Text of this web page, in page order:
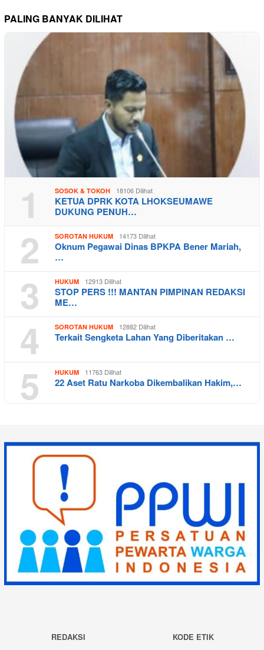
PALING BANYAK DILIHAT
1 SOSOK & TOKOH 18106 Dilihat
KETUA DPRK KOTA LHOKSEUMAWE
DUKUNG PENUH…
2 SOROTAN HUKUM 14173 Dilihat
Oknum Pegawai Dinas BPKPA Bener Mariah,
…
3 HUKUM 12913 Dilihat
STOP PERS !!! MANTAN PIMPINAN REDAKSI
ME…
4 SOROTAN HUKUM 12882 Dilihat
Terkait Sengketa Lahan Yang Diberitakan …
5 HUKUM 11763 Dilihat
22 Aset Ratu Narkoba Dikembalikan Hakim,…
REDAKSI
KODE ETIK